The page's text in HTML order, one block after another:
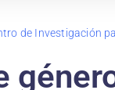
de Investigación